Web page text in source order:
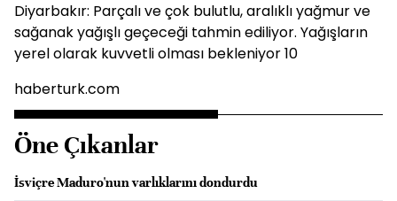
Diyarbakır: Parçalı ve çok bulutlu, aralıklı yağmur ve
sağanak yağışlı geçeceği tahmin ediliyor. Yağışların
yerel olarak kuvvetli olması bekleniyor 10
haberturk.com
Öne Çıkanlar
İsviçre Maduro'nun varlıklarını dondurdu